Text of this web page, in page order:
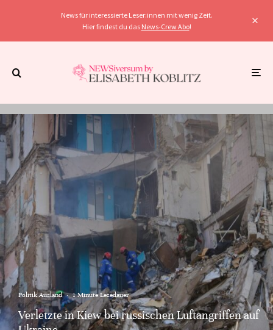
News für interessierte Leser:innen mit wenig Zeit.
Hier findest du das News-Crew Abo!
Politik Ausland · 1 Minute Lesedauer
Verletzte in Kiew bei russischen Luftangriffen auf